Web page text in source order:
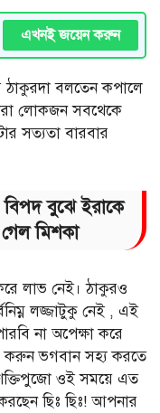
এখনই জয়েন করুন
বলতেন কপালে
লোকজন সবথেকে
সত্যতা বারবার
বুঝে ইরাকে
গেল মিশকা
লাভ নেই। ঠাকুরও
লজ্জাটুকু নেই , এই
না অপেক্ষা করে
করুন ভগবান সহ্য করতে
ওই সময়ে এত
ছিঃ ছিঃ! আপনার